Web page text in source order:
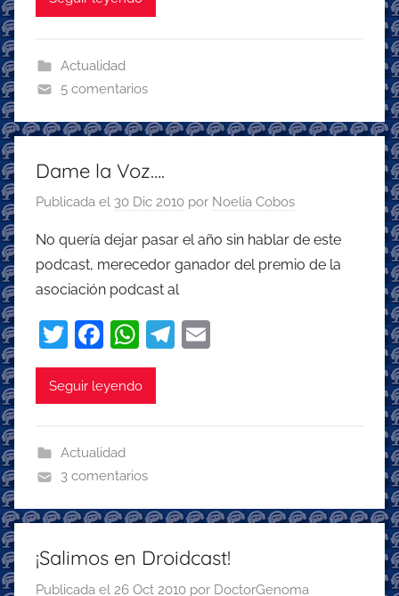
b
o
o
k
p
p
Actualidad
5 comentarios
Dame la Voz….
Publicada el 30 Dic 2010 por Noelia Cobos
No quería dejar pasar el año sin hablar de este
podcast, merecedor ganador del premio de la
asociación podcast al
T
w
itt
F
a
c
b
o
o
k
W
h
at
p
p
T
Seguir leyendo
Actualidad
3 comentarios
¡Salimos en Droidcast!
Publicada el 26 Oct 2010 por DoctorGenoma